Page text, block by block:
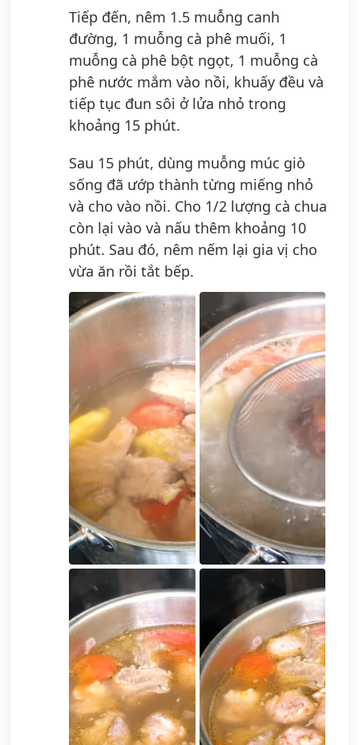
Tiếp đến, nêm 1.5 muỗng canh
đường, 1 muỗng cà phê muối, 1
muỗng cà phê bột ngọt, 1 muỗng cà
phê nước mắm vào nồi, khuấy đều và
tiếp tục đun sôi ở lửa nhỏ trong
khoảng 15 phút.
Sau 15 phút, dùng muỗng múc giò
sống đã ướp thành từng miếng nhỏ
và cho vào nồi. Cho 1/2 lượng cà chua
còn lại vào và nấu thêm khoảng 10
phút. Sau đó, nêm nếm lại gia vị cho
vừa ăn rồi tắt bếp.